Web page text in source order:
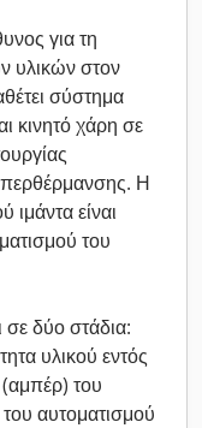
για τη
υλικών στον
σύστημα
κινητό χάρη σε
Η
ιμάντα είναι
του
σε δύο στάδια:
υλικού εντός
του
αυτοματισμού